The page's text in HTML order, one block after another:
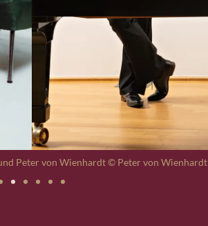
Peter von Wienhardt © Peter von Wienhardt